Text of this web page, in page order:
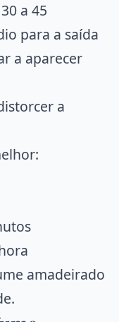
a 45
para a saída
a aparecer
a
amadeirado